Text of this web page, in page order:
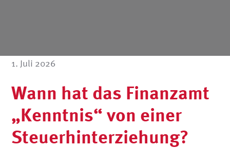
1. Juli 2026
Wann hat das Finanzamt
„Kenntnis“ von einer
Steuerhinterziehung?